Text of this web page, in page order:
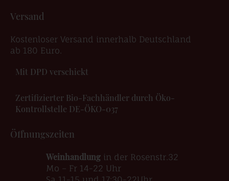
Versand
Kostenloser Versand innerhalb Deutschland
ab 180 Euro.
Mit DPD verschickt
Zertifizierter Bio-Fachhändler durch Öko-
Kontrollstelle DE-ÖKO-037
Öffnungszeiten
Weinhandlungin der Rosenstr.32
Mo – Fr 14-22 Uhr